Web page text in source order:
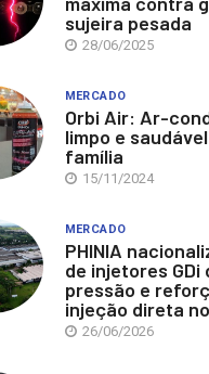
sujeira pesada
28/06/2025
MERCADO
Orbi Air: Ar-
limpo e
família
15/11/2024
MERCADO
PHINIA
de injetores GDi
pressão e
injeção direta
26/06/2026